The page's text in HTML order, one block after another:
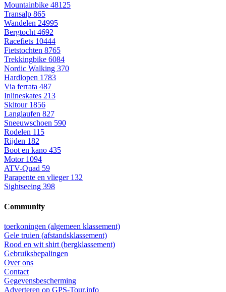
Mountainbike 48125
Transalp 865
Wandelen 24995
Bergtocht 4692
Racefiets 10444
Fietstochten 8765
Trekkingbike 6084
Nordic Walking 370
Hardlopen 1783
Via ferrata 487
Inlineskates 213
Skitour 1856
Langlaufen 827
Sneeuwschoen 590
Rodelen 115
Rijden 182
Boot en kano 435
Motor 1094
ATV-Quad 59
Parapente en vlieger 132
Sightseeing 398
Community
toerkoningen (algemeen klassement)
Gele truien (afstandsklassement)
Rood en wit shirt (bergklassement)
Gebruiksbepalingen
Over ons
Contact
Gegevensbescherming
Adverteren op GPS-Tour.info